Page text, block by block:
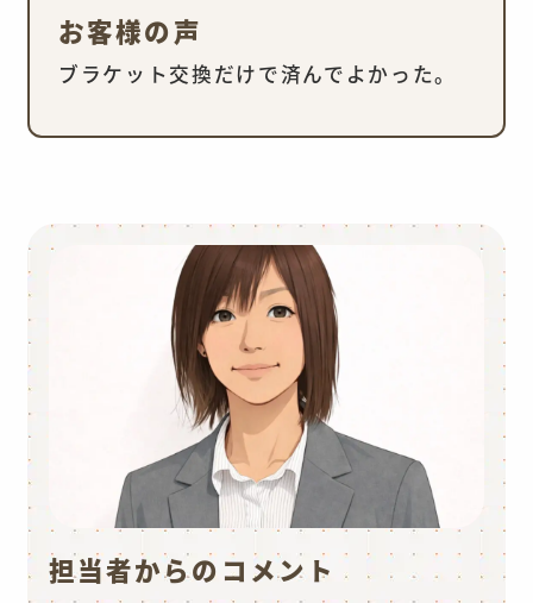
お客様の声
ブラケット交換だけで済んでよかった。
担当者からのコメント